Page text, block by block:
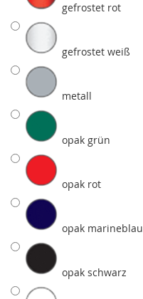
gefrostet rot
gefrostet weiß
metall
opak grün
opak rot
opak marineblau
opak schwarz